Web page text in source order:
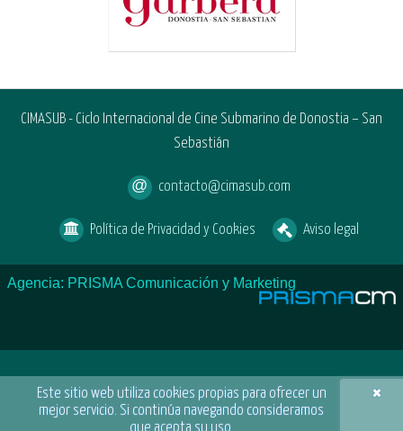
×
Este sitio web utiliza cookies propias para ofrecer un
mejor servicio. Si continúa navegando consideramos
que acepta su uso.
CIMASUB - Ciclo Internacional de Cine Submarino de Donostia – San
Sebastián
contacto@cimasub.com
Política de Privacidad y Cookies Aviso legal
Agencia: PRISMA Comunicación y Marketing